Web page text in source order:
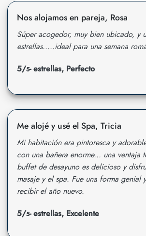
Nos alojamos en pareja, Rosa
Súper acogedor, muy bien ubicado, y
estrellas.....ideal para una semana
5/5- estrellas, Perfecto
Me alojé y usé el Spa, Tricia
Mi habitación era pintoresca y
con una bañera enorme... una ventaja
buffet de desayuno es delicioso y
masaje y el spa. Fue una forma genial
recibir el año nuevo.
5/5- estrellas, Excelente